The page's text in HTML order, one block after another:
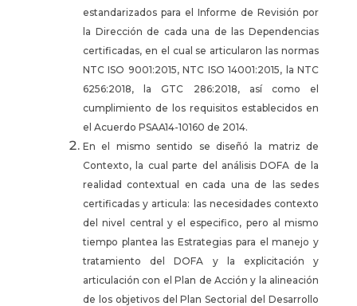
estandarizados para el Informe de Revisión por
la Dirección de cada una de las Dependencias
certificadas, en el cual se articularon las normas
NTC ISO 9001:2015, NTC ISO 14001:2015, la NTC
6256:2018, la GTC 286:2018, así como el
cumplimiento de los requisitos establecidos en
el Acuerdo PSAA14-10160 de 2014.
En el mismo sentido se diseñó la matriz de
Contexto, la cual parte del análisis DOFA de la
realidad contextual en cada una de las sedes
certificadas y articula: las necesidades contexto
del nivel central y el especifico, pero al mismo
tiempo plantea las Estrategias para el manejo y
tratamiento del DOFA y la explicitación y
articulación con el Plan de Acción y la alineación
de los objetivos del Plan Sectorial del Desarrollo